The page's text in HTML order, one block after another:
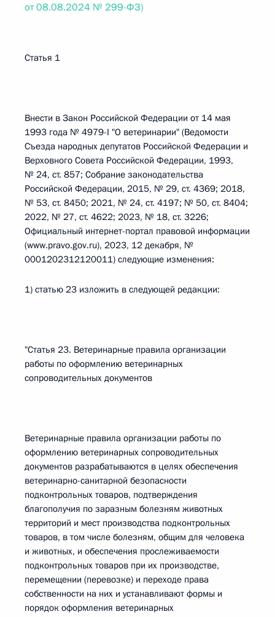
от 08.08.2024 № 299-ФЗ)
Статья 1
Внести в Закон Российской Федерации от 14 мая
1993 года № 4979-I "О ветеринарии" (Ведомости
Съезда народных депутатов Российской Федерации и
Верховного Совета Российской Федерации, 1993,
№ 24, ст. 857; Собрание законодательства
Российской Федерации, 2015, № 29, ст. 4369; 2018,
№ 53, ст. 8450; 2021, № 24, ст. 4197; № 50, ст. 8404;
2022, № 27, ст. 4622; 2023, № 18, ст. 3226;
Официальный интернет-портал правовой информации
(www.pravo.gov.ru), 2023, 12 декабря, №
0001202312120011) следующие изменения:
1) статью 23 изложить в следующей редакции:
"Статья 23. Ветеринарные правила организации
работы по оформлению ветеринарных
сопроводительных документов
Ветеринарные правила организации работы по
оформлению ветеринарных сопроводительных
документов разрабатываются в целях обеспечения
ветеринарно-санитарной безопасности
подконтрольных товаров, подтверждения
благополучия по заразным болезням животных
территорий и мест производства подконтрольных
товаров, в том числе болезням, общим для человека
и животных, и обеспечения прослеживаемости
подконтрольных товаров при их производстве,
перемещении (перевозке) и переходе права
собственности на них и устанавливают формы и
порядок оформления ветеринарных